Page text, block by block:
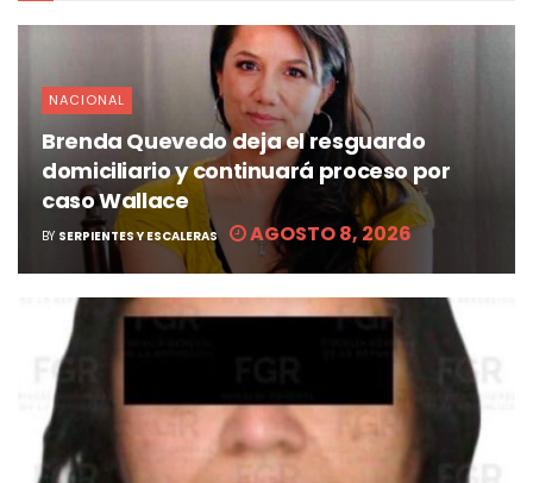
NACIONAL
Brenda Quevedo deja el resguardo
domiciliario y continuará proceso por
caso Wallace
BY SERPIENTES Y ESCALERAS AGOSTO 8, 2026